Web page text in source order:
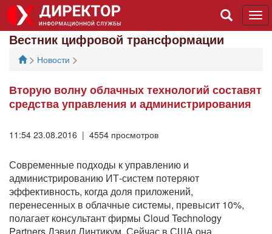
Вестник цифровой трансформации
> Новости >
Вторую волну облачных технологий составят
средства управления и администрирования
11:54 23.08.2016 | 4554 просмотров
Современные подходы к управлению и
администрированию ИТ-систем потеряют
эффективность, когда доля приложений,
перенесенных в облачные системы, превысит 10%,
полагает консультант фирмы Cloud Technology